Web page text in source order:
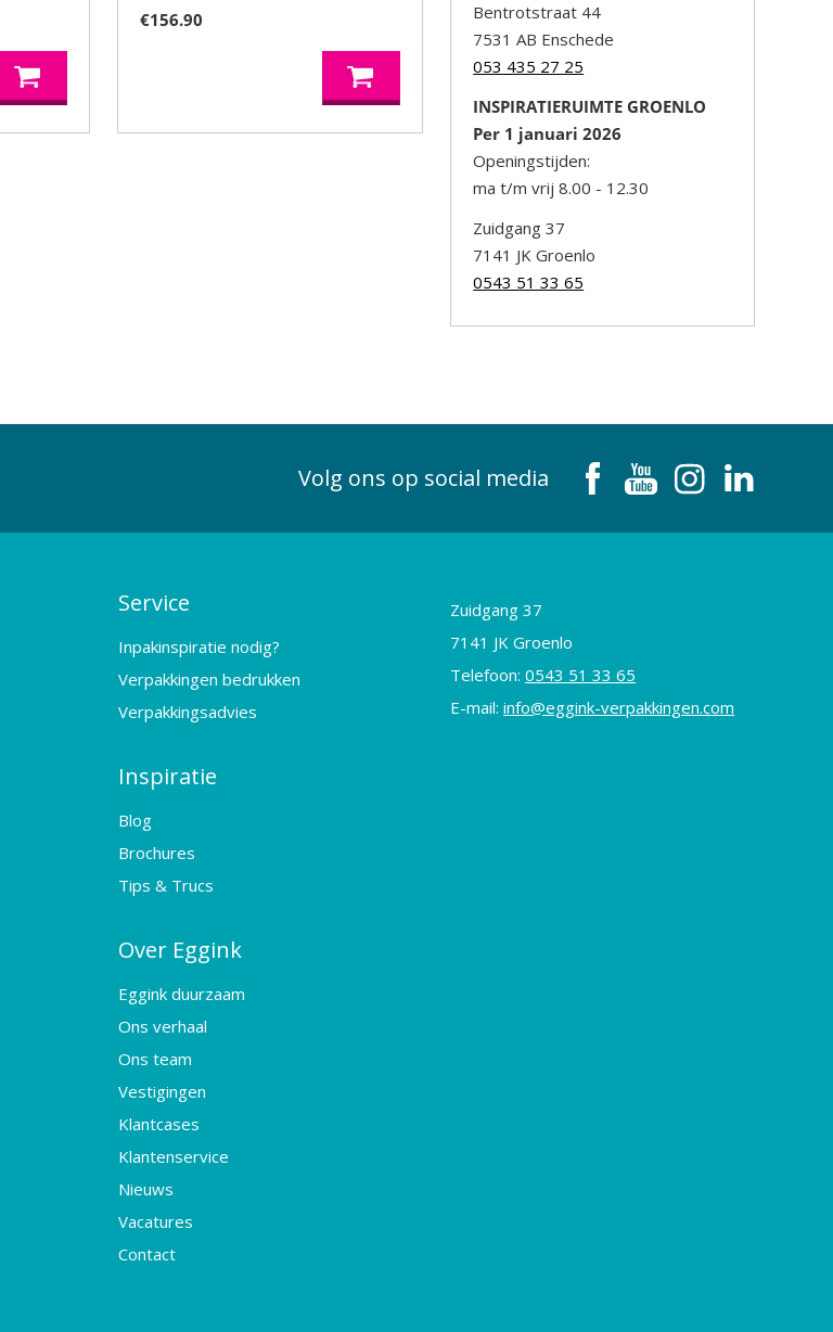
€156.90
Bentrotstraat 44
7531 AB Enschede
053 435 27 25
INSPIRATIERUIMTE GROENLO
Per 1 januari 2026
Openingstijden:
ma t/m vrij 8.00 - 12.30
Zuidgang 37
7141 JK Groenlo
0543 51 33 65
Volg ons op social media
Service
Inpakinspiratie nodig?
Verpakkingen bedrukken
Verpakkingsadvies
Inspiratie
Blog
Brochures
Tips & Trucs
Over Eggink
Eggink duurzaam
Ons verhaal
Ons team
Vestigingen
Klantcases
Klantenservice
Nieuws
Vacatures
Contact
Zuidgang 37
7141 JK Groenlo
Telefoon:0543 51 33 65
E-mail:info@eggink-verpakkingen.com